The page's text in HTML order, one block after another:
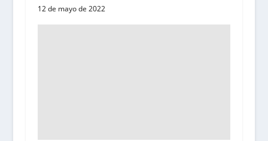
12 de mayo de 2022